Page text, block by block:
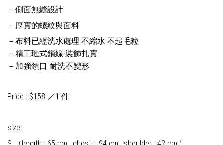
－側面無縫設計
－厚實的螺紋與面料
－布料已經洗水處理 不縮水 不起毛粒
－精工璉式鎖線 裝飾扎實
－加強領口 耐洗不變形
Price : $158 ／1 件
size: